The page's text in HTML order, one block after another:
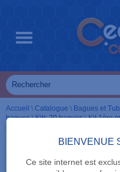
BIENVENUE
Ce site internet est
Accueil \ Catalogue \ Bagues et
bagues\Kits 20 bagues\Kit 1ère